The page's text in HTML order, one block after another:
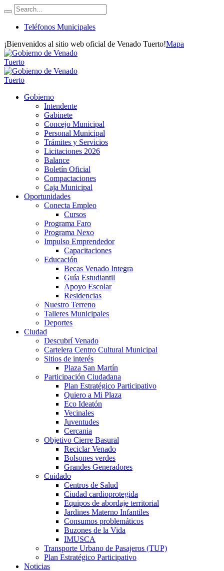
Teléfonos Municipales
¡Bienvenidos al sitio web oficial de Venado Tuerto!Mapa
Gobierno
Intendente
Gabinete
Concejo Municipal
Personal Municipal
Trámites y Servicios
Licitaciones 2026
Balance
Boletín Oficial
Compactaciones
Caja Municipal
Oportunidades
Conecta Empleo
Cursos
Programa Faro
Programa Nexo
Impulso Emprendedor
Capacitaciones
Educación
Becas Venado Integra
Guía Estudiantil
Apoyo Escolar
Residencias
Nuestro Terreno
Talleres Municipales
Deportes
Ciudad
Descubrí Venado
Cartelera Centro Cultural Municipal
Sitios de interés
Plaza San Martín
Participación Ciudadana
Plan Estratégico Participativo
Quiero a Mi Plaza
Eco Ideatón
Vecinales
Juventudes
Cercania
Objetivo Cierre Basural
Reciclar Venado
Bolsones verdes
Grandes Generadores
Cuidado
Centros de Salud
Ciudad cardioprotegida
Equipos de abordaje territorial
Jardines Materno Infantiles
Consumos problemáticos
Buzones de la Vida
IMUSCA
Transporte Urbano de Pasajeros (TUP)
Plan Estratégico Participativo
Noticias